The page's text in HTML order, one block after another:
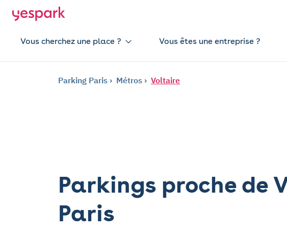
Vous cherchez une place ? Vous êtes une entreprise ?
Parking Paris Métros Voltaire
Parkings proche de
Paris